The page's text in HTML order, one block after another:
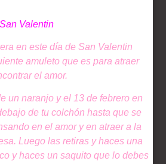
Valentin
en este día de San Valentin
amuleto que es para atraer
el amor.
un naranjo y el 13 de febrero en
de tu colchón hasta que se
en el amor y en atraer a la
Luego las retiras y haces una
y haces un saquito que lo debes